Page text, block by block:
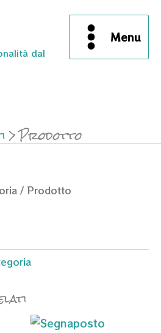
dal
Menu
Prodotto
/ Prodotto